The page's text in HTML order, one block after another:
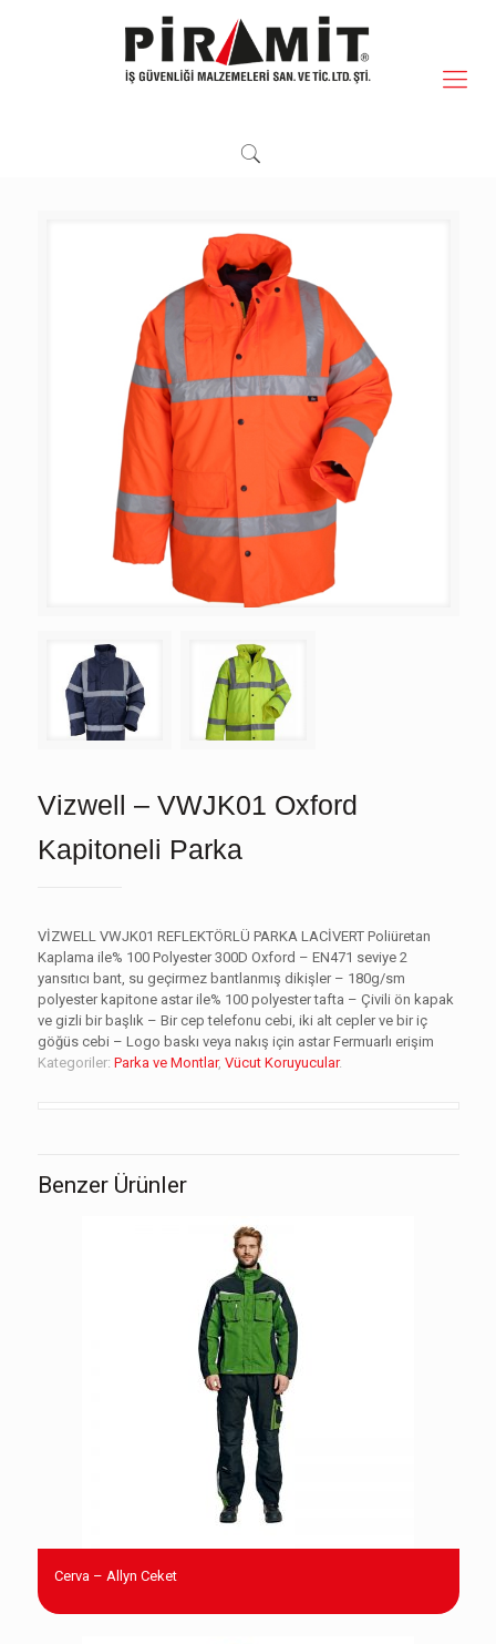
Vizwell – VWJK01 Oxford
Kapitoneli Parka
VİZWELL VWJK01 REFLEKTÖRLÜ PARKA LACİVERT Poliüretan
Kaplama ile% 100 Polyester 300D Oxford – EN471 seviye 2
yansıtıcı bant, su geçirmez bantlanmış dikişler – 180g/sm
polyester kapitone astar ile% 100 polyester tafta – Çivili ön kapak
ve gizli bir başlık – Bir cep telefonu cebi, iki alt cepler ve bir iç
göğüs cebi – Logo baskı veya nakış için astar Fermuarlı erişim
Kategoriler: Parka ve Montlar, Vücut Koruyucular.
Benzer Ürünler
Cerva – Allyn Ceket